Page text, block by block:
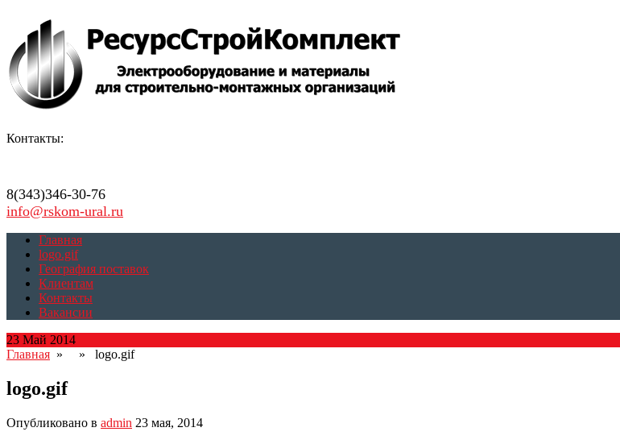
Контакты:
8(343)346-30-76
info@rskom-ural.ru
Главная
logo.gif
География поставок
Клиентам
Контакты
Вакансии
23 Май 2014
Главная » » logo.gif
logo.gif
Опубликовано в admin 23 мая, 2014